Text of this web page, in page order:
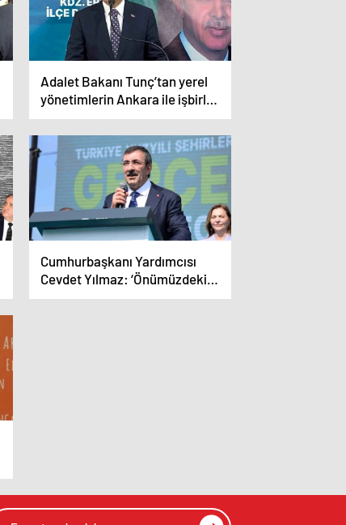
Adalet Bakanı Tunç’tan yerel
yönetimlerin Ankara ile işbirliği
vurgusu
Cumhurbaşkanı Yardımcısı
Cevdet Yılmaz: ‘Önümüzdeki
dönem kentsel dönüşümü